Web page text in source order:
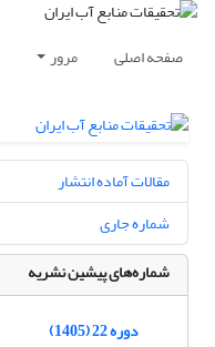
صفحه اصلی مرور
مقالات آماده انتشار
شماره جاری
شماره‌های پیشین نشریه
دوره 22 (1405)